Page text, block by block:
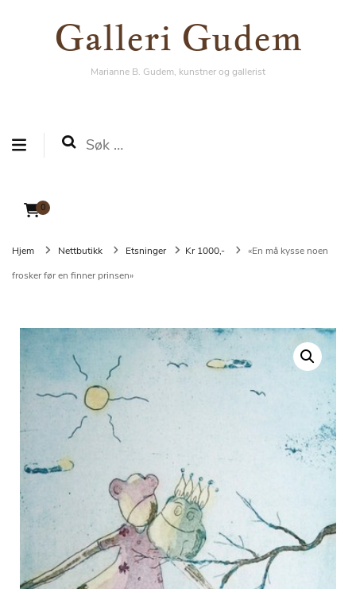
Søk
Galleri Gudem
Marianne B. Gudem, kunstner og gallerist
0
Galleri Gudem
Marianne B. Gudem, kunstner og gallerist
Hjem Nettbutikk Etsninger Kr 1000,-
«En må kysse noen
frosker før en finner prinsen»